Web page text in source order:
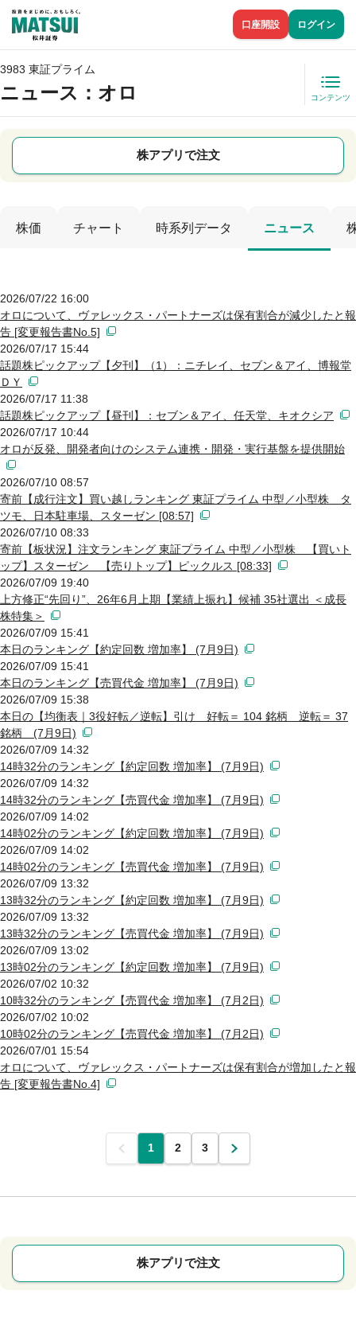
口座開設 ログイン
3983 東証プライム
ニュース ：オロ コンテンツ
株アプリで注文
株価 チャート 時系列データ ニュース
2026/07/22 16:00
オロについて、ヴァレックス・パートナーズは保有割合が減少したと報
告 [変更報告書No.5]
2026/07/17 15:44
話題株ピックアップ【夕刊】（1）：ニチレイ、セブン＆アイ、博報堂
ＤＹ
2026/07/17 11:38
話題株ピックアップ【昼刊】：セブン＆アイ、任天堂、キオクシア
2026/07/17 10:44
オロが反発、開発者向けのシステム連携・開発・実行基盤を提供開始
2026/07/10 08:57
寄前【成行注文】買い越しランキング 東証プライム 中型／小型株 タ
ツモ、日本駐車場、スターゼン [08:57]
2026/07/10 08:33
寄前【板状況】注文ランキング 東証プライム 中型／小型株 【買いト
ップ】スターゼン 【売りトップ】ピックルス [08:33]
2026/07/09 19:40
上方修正“先回り”、26年6月上期【業績上振れ】候補 35社選出 ＜成長
株特集＞
2026/07/09 15:41
本日のランキング【約定回数 増加率】 (7月9日)
2026/07/09 15:41
本日のランキング【売買代金 増加率】 (7月9日)
2026/07/09 15:38
本日の【均衡表｜3役好転／逆転】引け 好転＝ 104 銘柄 逆転＝ 37
銘柄 (7月9日)
2026/07/09 14:32
14時32分のランキング【約定回数 増加率】 (7月9日)
2026/07/09 14:32
14時32分のランキング【売買代金 増加率】 (7月9日)
2026/07/09 14:02
14時02分のランキング【約定回数 増加率】 (7月9日)
2026/07/09 14:02
14時02分のランキング【売買代金 増加率】 (7月9日)
2026/07/09 13:32
13時32分のランキング【約定回数 増加率】 (7月9日)
2026/07/09 13:32
13時32分のランキング【売買代金 増加率】 (7月9日)
2026/07/09 13:02
13時02分のランキング【約定回数 増加率】 (7月9日)
2026/07/02 10:32
10時32分のランキング【売買代金 増加率】 (7月2日)
2026/07/02 10:02
10時02分のランキング【売買代金 増加率】 (7月2日)
2026/07/01 15:54
オロについて、ヴァレックス・パートナーズは保有割合が増加したと報
告 [変更報告書No.4]
前 1 2 3 次
株アプリで注文